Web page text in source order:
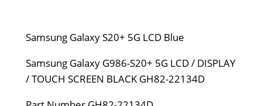
Samsung Galaxy S20+ 5G LCD Blue
Samsung Galaxy G986-S20+ 5G LCD / DISPLAY
/ TOUCH SCREEN BLACK GH82-22134D